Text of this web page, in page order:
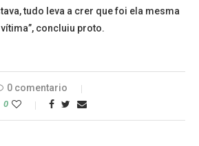
tudo leva a crer que foi ela mesma
concluiu proto.
0 comentario
0